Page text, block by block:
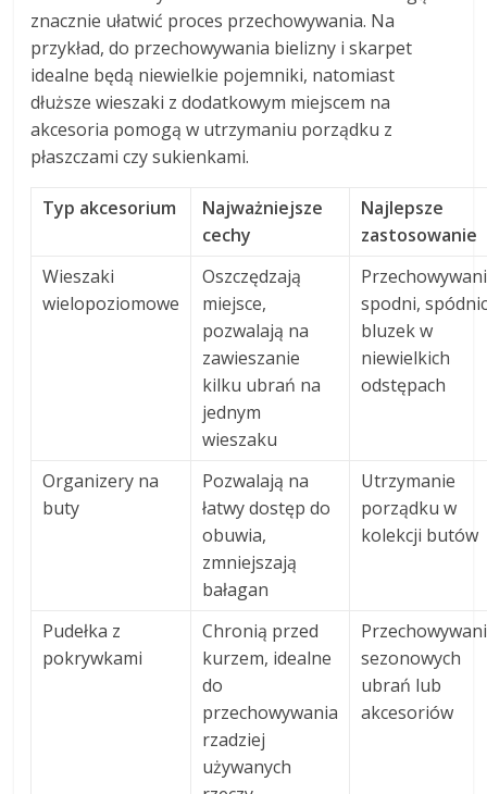
znacznie ułatwić proces przechowywania. Na
przykład, do przechowywania bielizny i skarpet
idealne będą niewielkie pojemniki, natomiast
dłuższe wieszaki z dodatkowym miejscem na
akcesoria pomogą w utrzymaniu porządku z
płaszczami czy sukienkami.
Typ akcesorium
Najważniejsze
cechy
Najlepsze
zastosowanie
Wieszaki
wielopoziomowe
Oszczędzają
miejsce,
pozwalają na
zawieszanie
kilku ubrań na
jednym
wieszaku
spodni,
bluzek w
niewielkich
odstępach
Organizery na
buty
Pozwalają na
łatwy dostęp do
obuwia,
zmniejszają
bałagan
Utrzymanie
porządku w
kolekcji butów
Pudełka z
pokrywkami
Chronią przed
kurzem, idealne
do
przechowywania
rzadziej
używanych
sezonowych
ubrań lub
akcesoriów